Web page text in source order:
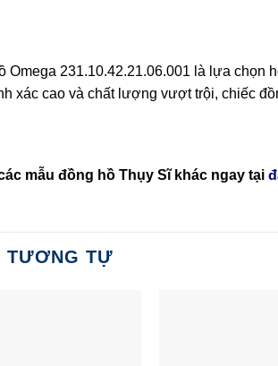
Omega 231.10.42.21.06.001 là lựa
xác cao và chất lượng vượt trội, chiếc
mẫu đồng hồ Thụy Sĩkhác ngay tại
TƯƠNG TỰ